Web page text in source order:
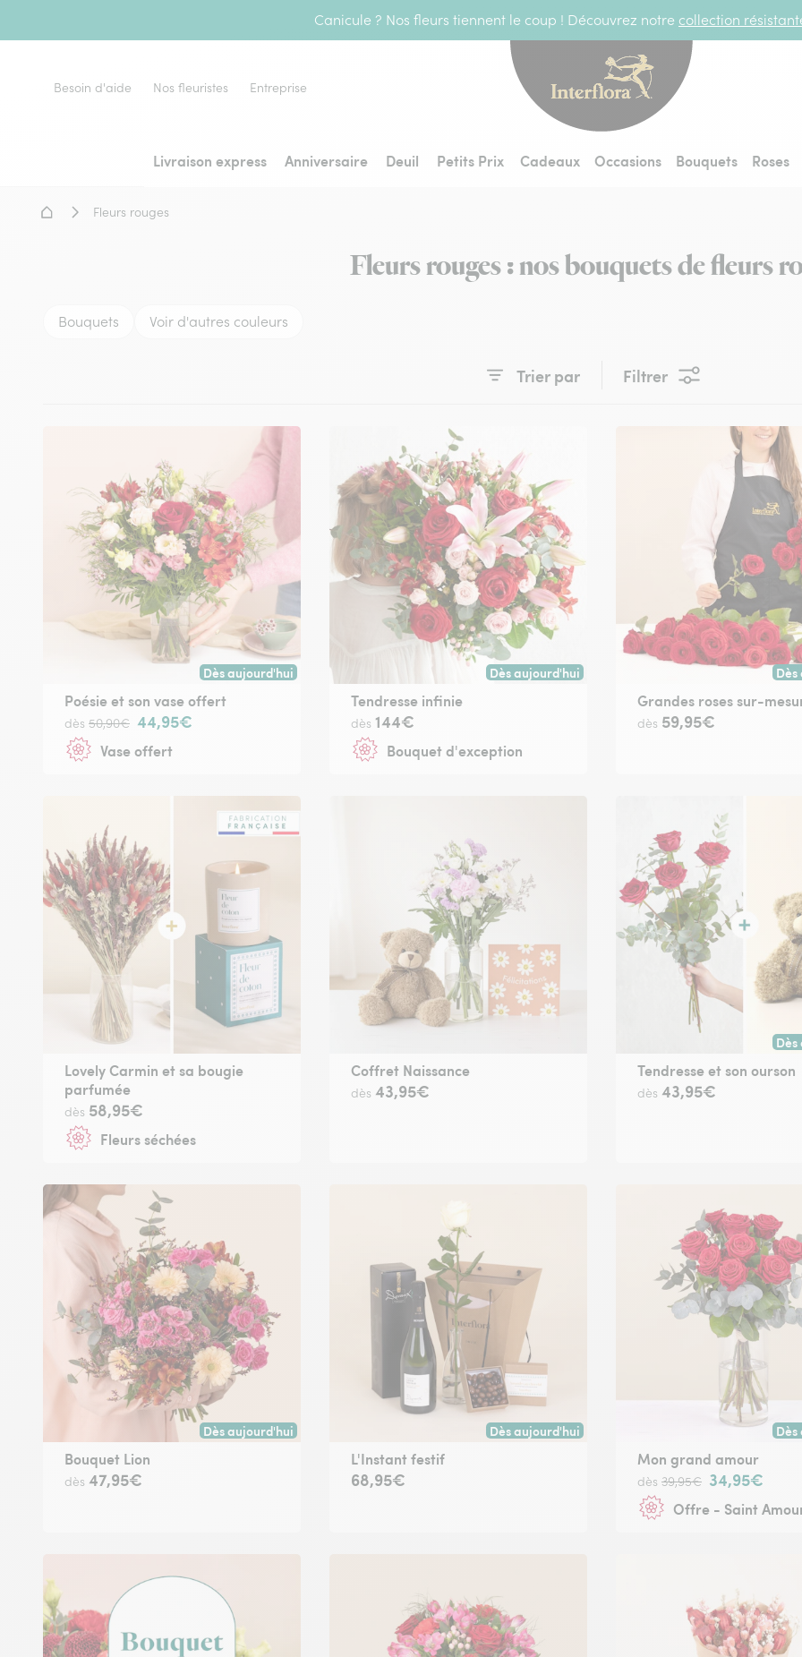
Canicule ? Nos fleurs tiennent le coup ! Découvrez notre collection
Livraison express Anniversaire Deuil Petits Prix Cadeaux Occasions Bouquets Roses
Besoin d'aide Nos fleuristes Entreprise
Accueil - Livraison fleurs
Fleurs rouges
Fleurs rouges : nos bouquets de fleurs
Bouquets Voir d'autres couleurs
Trier par Filtrer
Dès aujourd'hui
Livraison dès aujourd'hui (pour toute commande passée avant 17h) ou à la date de votre choix.
Poésie et son vase offert
dès 50,90€ 44,95€
Vase offert
Dès aujourd'hui
Livraison dès aujourd'hui (pour toute commande
Tendresse infinie
dès 144€
Bouquet d'exception
Grandes roses sur-
dès 59,95€
Lovely Carmin et sa bougie
parfumée
dès 58,95€
Fleurs séchées
Coffret Naissance
dès 43,95€
Tendresse et son ourson
dès 43,95€
Dès aujourd'hui
Livraison dès aujourd'hui (pour toute commande passée avant 17h) ou à la date de votre choix.
Bouquet Lion
dès 47,95€
Dès aujourd'hui
Livraison dès aujourd'hui (pour toute commande
L'Instant festif
68,95€
Mon grand amour
dès 39,95€ 34,95€
Offre - Saint